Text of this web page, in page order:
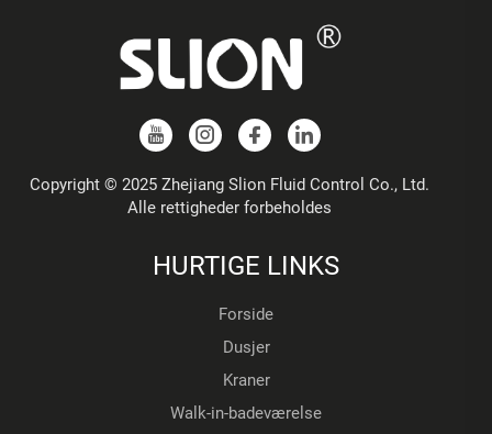
Copyright © 2025 Zhejiang Slion Fluid Control Co., Ltd.
Alle rettigheder forbeholdes
HURTIGE LINKS
Forside
Dusjer
Kraner
Walk-in-badeværelse